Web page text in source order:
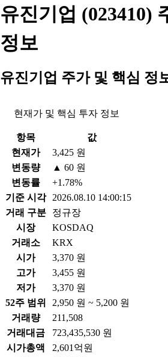
유진기업 (023410)
정보
유진기업 주가 및 핵심 정
현재가 및 핵심 투자 정보
항목
값
현재가
3,425 원
변동량
▲ 60 원
변동률
+1.78%
기준 시각
2026.08.10 14:00:15
거래 구분
정규장
시장
KOSDAQ
거래소
KRX
시가
3,370 원
고가
3,455 원
저가
3,370 원
52주 범위
2,950 원 ~ 5,200 원
거래량
211,508
거래대금
723,435,530 원
시가총액
2,601억원